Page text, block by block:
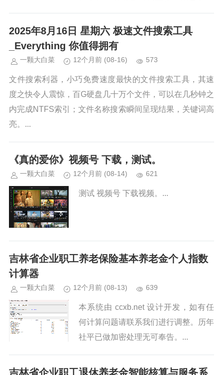
2025年8月16日 星期六 极速文件搜索工具
_Everything 你值得拥有
一颗大白菜 12个月前 (08-16) 573
文件搜索利器，小巧免费速度最快的文件搜索工具，其速
度之快令人震惊，百G硬盘几十万个文件，可以在几秒钟之
内完成NTFS索引；文件名称搜索瞬间呈现结果，关键词高
亮。...
《真的爱你》视频号 下载，测试。
一颗大白菜 12个月前 (08-14) 621
测试 视频号 下载视频。...
吉林省企业职工养老保险基本养老金个人指数
计算器
一颗大白菜 12个月前 (08-13) 639
本系统由 ccxb.net 设计开发，如有任
何计算问题请联系我们进行调整。历年
社平已做加密处理无可奉告。...
吉林省企业职工退休养老金智能核算与服务系